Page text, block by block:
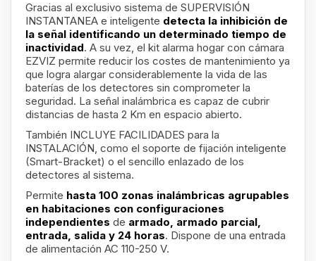
Gracias al exclusivo sistema de SUPERVISIÓN
INSTANTANEA e inteligente detecta la inhibición de
la señal identificando un determinado tiempo de
inactividad. A su vez, el kit alarma hogar con cámara
EZVIZ permite reducir los costes de mantenimiento ya
que logra alargar considerablemente la vida de las
baterías de los detectores sin comprometer la
seguridad. La señal inalámbrica es capaz de cubrir
distancias de hasta 2 Km en espacio abierto.
También INCLUYE FACILIDADES para la
INSTALACIÓN, como el soporte de fijación inteligente
(Smart-Bracket) o el sencillo enlazado de los
detectores al sistema.
Permite hasta 100 zonas inalámbricas agrupables
en habitaciones con configuraciones
independientes de armado, armado parcial,
entrada, salida y 24 horas. Dispone de una entrada
de alimentación AC 110-250 V.